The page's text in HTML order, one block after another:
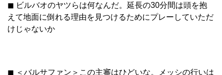
◼︎ ビルバオのヤツらは何なんだ。延長の30分間は頭を抱
えて地面に倒れる理由を見つけるためにプレーしていただ
けじゃないか
◼︎ ＜バルサファン＞この主審はひどいな。メッシの行いは